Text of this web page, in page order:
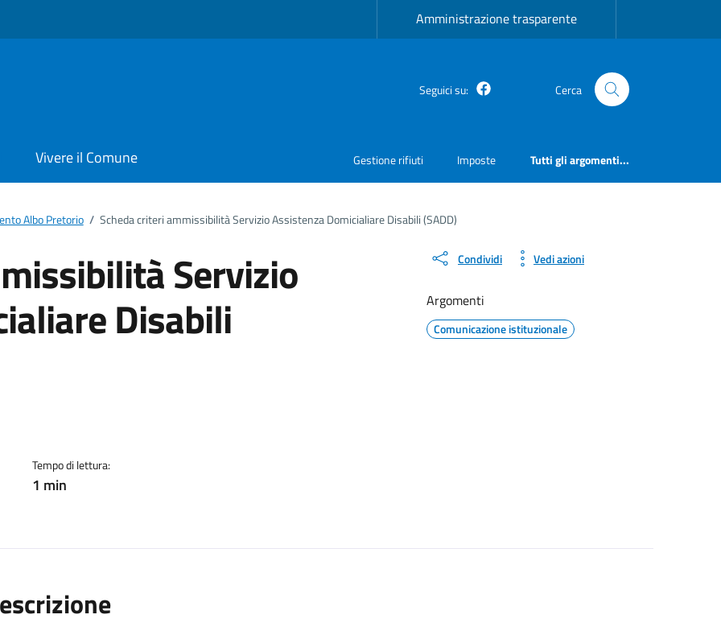
Amministrazione trasparente
Seguici su: Facebook Cerca
Vivere il Comune Gestione rifiuti Imposte Tutti gli argomenti...
Albo Pretorio / Scheda criteri ammissibilità Servizio Assistenza Domicialiare Disabili (SADD)
Servizio
Disabili
Tempo di lettura:
1 min
Condividi Vedi azioni
Argomenti
Comunicazione istituzionale